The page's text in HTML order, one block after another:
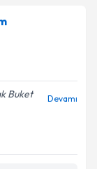
Buket
Devamı